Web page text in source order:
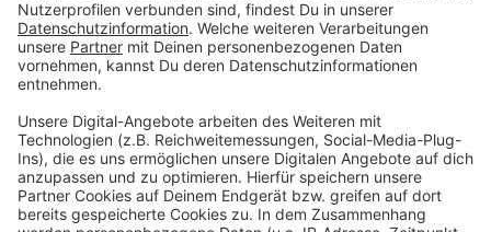
Details durch und stimmen Sie der
Nutzung des Service zu, um dieses
Video anzusehen.
Akzeptieren
powered byUsercentrics Consent
Management Platform
Der neue Song von Glockenbach, zusammen mit
Sängerin Ella Henderson: "Lifeline".
Anzeige